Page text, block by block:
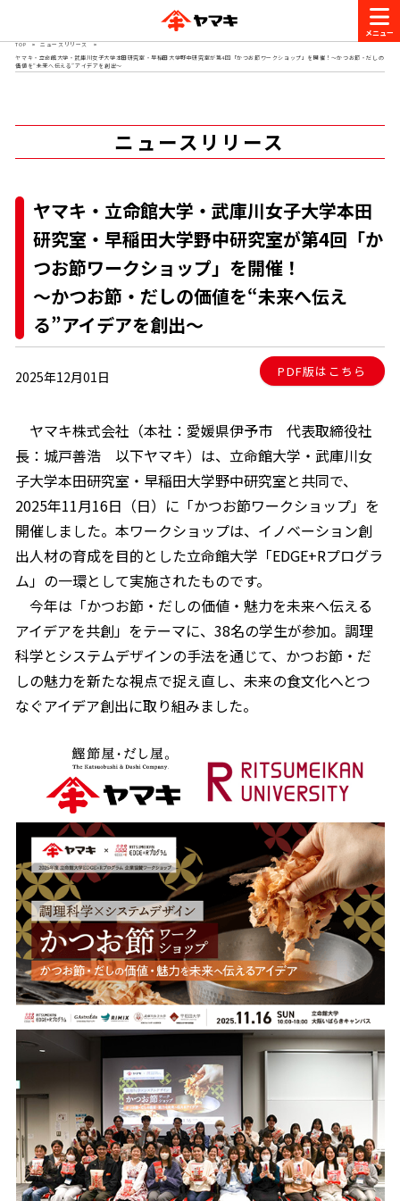
商品情報
ヤマキ『めんつゆ』
旨さ、別格。だし屋の鍋 韓福善シリーズ
サッと鍋®
楽チン屋® ストレートつゆ
新鮮一番 『氷熟®』
レシピ
おいしいレシピを探す
おいしいレシピトップ
主食レシピ
時短レシピ
おいしいレシピを商品から探す
かつお節レシピ
めんつゆレシピ
割烹白だしレシピ
レシピ特設サイト
割烹白だしレシピ特集
だし巻き卵特集
かつおだしが決め手！簡単茶碗蒸し
かつお節・だしを知る
だしの取り方
ヤマキ かつお節プラス®
かつお節・だしを楽しむ
だしコミュ
CM・キャンペーン
キャンペーン一覧
企業・採用情報
企業情報
- ヤマキ かつお節プラス®
採用情報
- ジョブリターン制
お問い合わせ
コミュニティサイト
Global
TOP
ニュースリリース
ヤマキ・立命館大学・武庫川女子大学本田研究室・早稲田大学野中研究室が第4回「かつお節ワークショップ」を開催！～かつお節・だしの
価値を“未来へ伝える”アイデアを創出～
ニュースリリース
ヤマキ・立命館大学・武庫川女子大学本田
研究室・早稲田大学野中研究室が第4回「か
つお節ワークショップ」を開催！
～かつお節・だしの価値を“未来へ伝え
る”アイデアを創出～
2025年12月01日 PDF版はこちら
ヤマキ株式会社（本社：愛媛県伊予市 代表取締役社
長：城戸善浩 以下ヤマキ）は、立命館大学・武庫川女
子大学本田研究室・早稲田大学野中研究室と共同で、
2025年11月16日（日）に「かつお節ワークショップ」を
開催しました。本ワークショップは、イノベーション創
出人材の育成を目的とした立命館大学「EDGE+Rプログラ
ム」の一環として実施されたものです。
今年は「かつお節・だしの価値・魅力を未来へ伝える
アイデアを共創」をテーマに、38名の学生が参加。調理
科学とシステムデザインの手法を通じて、かつお節・だ
しの魅力を新たな視点で捉え直し、未来の食文化へとつ
なぐアイデア創出に取り組みました。